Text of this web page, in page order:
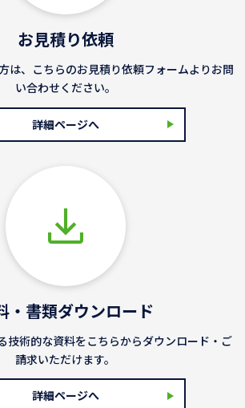
お見積り依頼
は、こちらのお見積り依頼フォームよりお問
い合わせください。
詳細ページへ
・書類ダウンロード
技術的な資料をこちらからダウンロード・ご
請求いただけます。
詳細ページへ